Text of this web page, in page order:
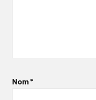
Nom*